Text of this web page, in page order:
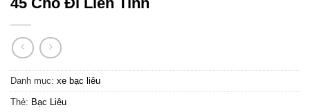
Danh mục: xe bạc liêu
Thẻ: Bạc Liêu